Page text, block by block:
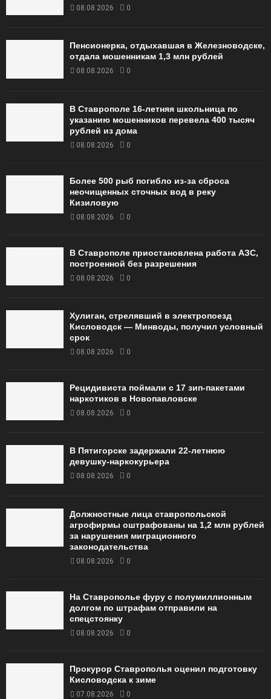
08.08.2026 0
Пенсионерка, отдыхавшая в Железноводске,
отдала мошенникам 1,3 млн рублей
08.08.2026 0
В Ставрополе 16-летняя школьница по
указанию мошенников перевела 400 тысяч
рублей из дома
08.08.2026 0
Более 500 рыб погибло из-за сброса
неочищенных сточных вод в реку
Кизиловую
08.08.2026 0
В Ставрополе приостановлена работа АЗС,
построенной без разрешения
08.08.2026 0
Хулиган, стрелявший в электропоезд
Кисловодск — Минводы, получил условный
срок
08.08.2026 0
Рецидивиста поймали с 17 зип-пакетами
наркотиков в Новопавловске
08.08.2026 0
В Пятигорске задержали 22-летнюю
девушку-наркокурьера
08.08.2026 0
Должностные лица ставропольской
агрофирмы оштрафованы на 1,2 млн рублей
за нарушения миграционного
законодательства
08.08.2026 0
На Ставрополье фуру с полумиллионным
долгом по штрафам отправили на
спецстоянку
08.08.2026 0
Прокурор Ставрополья оценил подготовку
Кисловодска к зиме
07.08.2026 0